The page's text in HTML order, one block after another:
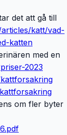
det att gå till
katt/vad-
katten
med en
2023
om fler byter